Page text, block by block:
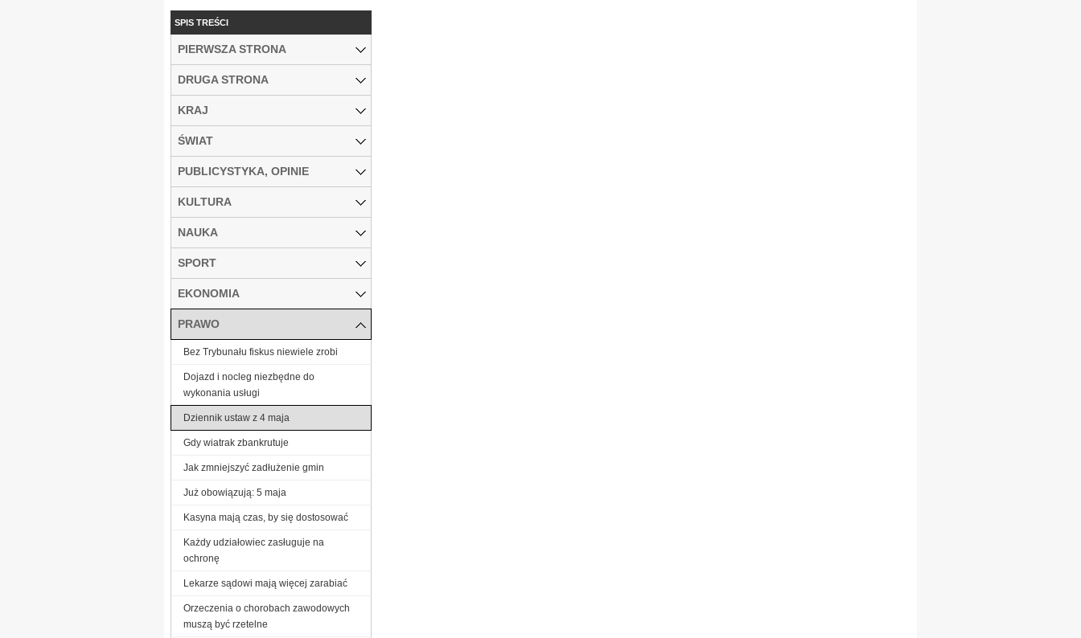
SPIS TREŚCI
PIERWSZA STRONA
DRUGA STRONA
KRAJ
ŚWIAT
PUBLICYSTYKA, OPINIE
KULTURA
NAUKA
SPORT
EKONOMIA
PRAWO
Bez Trybunału fiskus niewiele zrobi
Dojazd i nocleg niezbędne do
wykonania usługi
Dziennik ustaw z 4 maja
Gdy wiatrak zbankrutuje
Jak zmniejszyć zadłużenie gmin
Już obowiązują: 5 maja
Kasyna mają czas, by się dostosować
Każdy udziałowiec zasługuje na
ochronę
Lekarze sądowi mają więcej zarabiać
Orzeczenia o chorobach zawodowych
muszą być rzetelne